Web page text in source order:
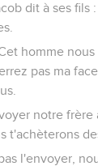
dit à ses fils
homme
pas ma
notre frère
t'achèterons
l'envoyer,